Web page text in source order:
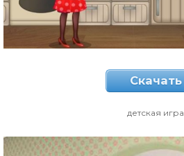
Скачать
детская игра